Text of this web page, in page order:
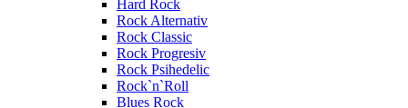
Hard Rock
Rock Alternativ
Rock Classic
Rock Progresiv
Rock Psihedelic
Rock`n`Roll
Blues Rock